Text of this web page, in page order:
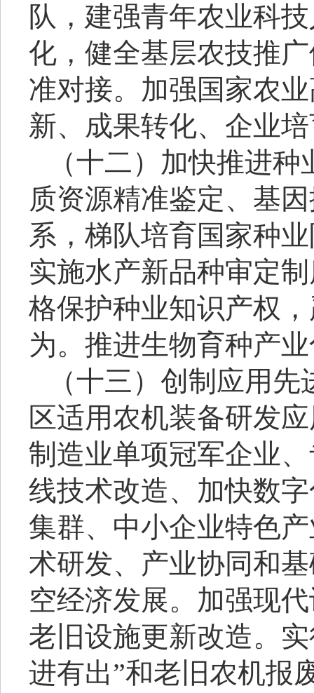
队，建强青年农业科
化，健全基层农技推
准对接。加强国家农
新、成果转化、企业
（十二）加快推进种
质资源精准鉴定、基
系，梯队培育国家种
实施水产新品种审定
格保护种业知识产权
为。推进生物育种产
（十三）创制应用
区适用农机装备研发
制造业单项冠军企业
线技术改造、加快数
集群、中小企业特色
术研发、产业协同和
空经济发展。加强现
老旧设施更新改造。
进有出”和老旧农机报